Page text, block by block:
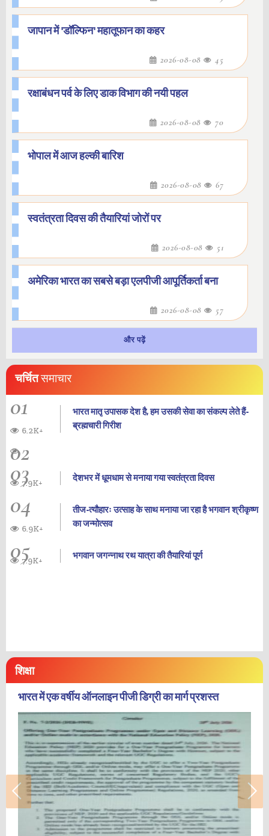
जापान में 'डॉल्फिन' महातूफान का कहर
2026-08-08 45
रक्षाबंधन पर्व के लिए डाक विभाग की नयी पहल
2026-08-08 70
भोपाल में आज हल्की बारिश
2026-08-08 67
स्वतंत्रता दिवस की तैयारियां जोरों पर
2026-08-08 51
अमेरिका भारत का सबसे बड़ा एलपीजी आपूर्तिकर्ता बना
2026-08-08 57
और पढ़ें
चर्चितसमाचार
01
भारत मातृ उपासक देश है, हम उसकी सेवा का संकल्प लेते हैं-
ब्रह्मचारी गिरीश
6.2K+
02
03 देशभर में धूमधाम से मनाया गया स्वतंत्रता दिवस
7.9K+
04
तीज-त्यौहारः उत्साह के साथ मनाया जा रहा है भगवान श्रीकृष्ण
का जन्‍मोत्‍सव
6.9K+
05 भगवान जगन्नाथ रथ यात्रा की तैयारियां पूर्ण
7.9K+
शिक्षा
भारत में एक वर्षीय ऑनलाइन पीजी डिग्री का मार्ग प्रशस्त